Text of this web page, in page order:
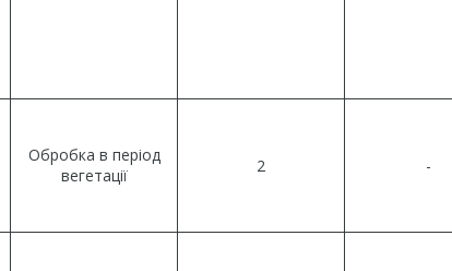
Обробка в період
вегетації
2 -